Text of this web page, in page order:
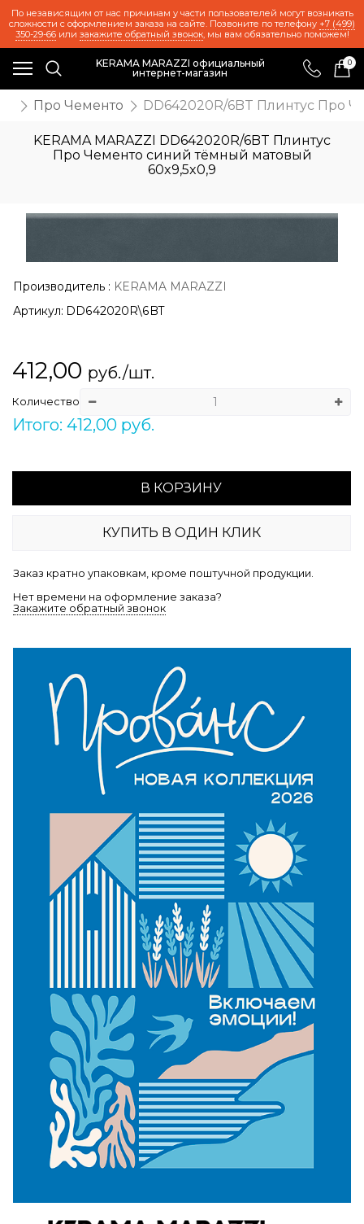
По независящим от нас причинам у части пользователей могут возникать
сложности с оформлением заказа на сайте. Позвоните по телефону +7 (499)
350-29-66или закажите обратный звонок, мы вам обязательно поможем!
KERAMA MARAZZI официальный
интернет-магазин
0
Про Чементо DD642020R/6BT Плинтус Про
KERAMA MARAZZI DD642020R/6BT Плинтус
Про Чементо синий тёмный матовый
60x9,5x0,9
Производитель : KERAMA MARAZZI
Артикул: DD642020R\6BT
412,00 руб./шт.
Количество
Итого: 412,00 руб.
В КОРЗИНУ
КУПИТЬ В ОДИН КЛИК
Заказ кратно упаковкам, кроме поштучной продукции.
Нет времени на оформление заказа?
Закажите обратный звонок